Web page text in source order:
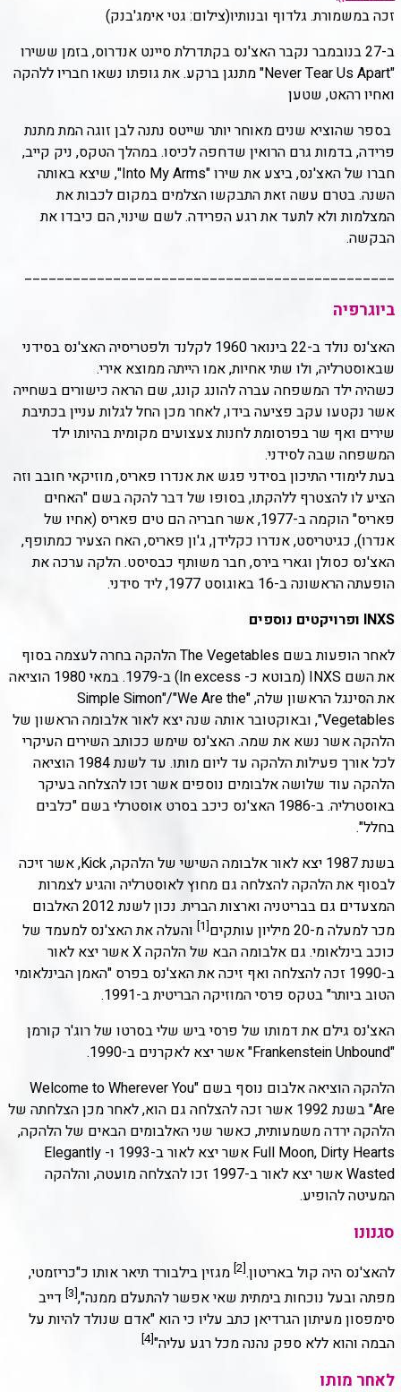
זכה במשמורת. גלדוף ובנותיו(צילום: גטי אימג'בנק)
ב-27 בנובמבר נקבר האצ'נס בקתדרלת סיינט אנדרוס, בזמן ששירו
"Never Tear Us Apart" מתנגן ברקע. את גופתו נשאו חבריו ללהקה
ואחיו רהאט, שטען
בספר שהוציא שנים מאוחר יותר שייטס נתנה לבן זוגה המת מתנת
פרידה, בדמות גרם הרואין שדחפה לכיסו. במהלך הטקס, ניק קייב,
חברו של האצ'נס, ביצע את שירו "Into My Arms", שיצא באותה
השנה. בטרם עשה זאת התבקשו הצלמים במקום לכבות את
המצלמות ולא לתעד את רגע הפרידה. לשם שינוי, הם כיבדו את
הבקשה.
______________________________________________
ביוגרפיה
האצ'נס נולד ב-22 בינואר 1960 לקלנד ולפטריסיה האצ'נס בסידני
שבאוסטרליה, ולו שתי אחיות, אמו הייתה ממוצא אירי.
כשהיה ילד המשפחה עברה להונג קונג, שם הראה כישורים בשחייה
אשר נקטעו עקב פציעה בידו, לאחר מכן החל לגלות עניין בכתיבת
שירים ואף שר בפרסומת לחנות צעצועים מקומית בהיותו ילד
המשפחה שבה לסידני.
בעת לימודי התיכון בסידני פגש את אנדרו פאריס, מוזיקאי חובב וזה
הציע לו להצטרף ללהקתו, בסופו של דבר להקה בשם "האחים
פאריס" הוקמה ב-1977, אשר חבריה הם טים פאריס (אחיו של
אנדרו), כגיטריסט, אנדרו כקלידן, ג'ון פאריס, האח הצעיר כמתופף,
האצ'נס כסולן וגארי בירס, חבר משותף כבסיסט. הלקה ערכה את
הופעתה הראשונה ב-16 באוגוסט 1977, ליד סידני.
INXS ופרויקטים נוספים
לאחר הופעות בשם The Vegetables הלהקה בחרה לעצמה בסוף
את השם INXS (מבוטא כ- In excess) ב-1979. במאי 1980 הוציאה
את הסינגל הראשון שלה, "Simple Simon"/"We Are the
Vegetables", ובאוקטובר אותה שנה יצא לאור אלבומה הראשון של
הלהקה אשר נשא את שמה. האצ'נס שימש ככותב השירים העיקרי
לכל אורך פעילות הלהקה עד ליום מותו. עד לשנת 1984 הוציאה
הלהקה עוד שלושה אלבומים נוספים אשר זכו להצלחה בעיקר
באוסטרליה. ב-1986 האצ'נס כיכב בסרט אוסטרלי בשם "כלבים
בחלל".
בשנת 1987 יצא לאור אלבומה השישי של הלהקה, Kick, אשר זיכה
לבסוף את הלהקה להצלחה גם מחוץ לאוסטרליה והגיע לצמרות
המצעדים גם בבריטניה וארצות הברית. נכון לשנת 2012 האלבום
מכר למעלה מ-20 מיליון עותקים
[1] והעלה את האצ'נס למעמד של
כוכב בינלאומי. גם אלבומה הבא של הלהקה X אשר יצא לאור
ב-1990 זכה להצלחה ואף זיכה את האצ'נס בפרס "האמן הבינלאומי
הטוב ביותר" בטקס פרסי המוזיקה הבריטית ב-1991.
האצ'נס גילם את דמותו של פרסי ביש שלי בסרטו של רוג'ר קורמן
"Frankenstein Unbound" אשר יצא לאקרנים ב-1990.
הלהקה הוציאה אלבום נוסף בשם "Welcome to Wherever You
Are" בשנת 1992 אשר זכה להצלחה גם הוא, לאחר מכן הצלחתה של
הלהקה ירדה משמעותית, כאשר שני האלבומים הבאים של הלהקה,
Full Moon, Dirty Hearts אשר יצא לאור ב-1993 ו- Elegantly
Wasted אשר יצא לאור ב-1997 זכו להצלחה מועטה, והלהקה
המעיטה להופיע.
סגנונו
להאצ'נס היה קול באריטון.[2] מגזין בילבורד תיאר אותו כ"כריזמטי,
מפתה ובעל נוכחות בימתית שאי אפשר להתעלם ממנה",[3] דייב
סימפסון מעיתון הגרדיאן כתב עליו כי הוא "אדם שנולד להיות על
הבמה והוא ללא ספק נהנה מכל רגע עליה"[4]
לאחר מותו